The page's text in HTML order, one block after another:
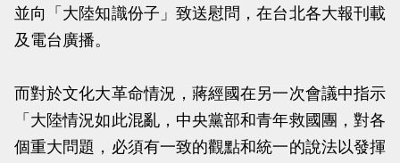
並向「大陸知識份子」致送慰問，在台北各大報刊載
及電台廣播。
而對於文化大革命情況，蔣經國在另一次會議中指示
「大陸情況如此混亂，中央黨部和青年救國團，對各
個重大問題，必須有一致的觀點和統一的說法以發揮